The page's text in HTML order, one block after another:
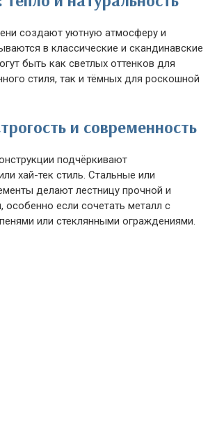
создают уютную атмосферу и
в классические и скандинавские
быть как светлых оттенков для
стиля, так и тёмных для роскошной
и современность
подчёркивают
хай-тек стиль. Стальные или
делают лестницу прочной и
особенно если сочетать металл с
или стеклянными ограждениями.